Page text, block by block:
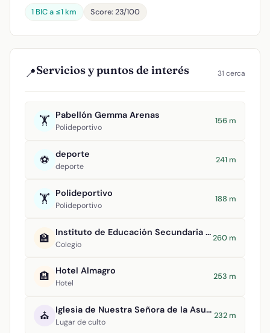
1 BIC a ≤1 km Score: 23/100
📍Servicios y puntos de interés 31 cerca
🏋️ Pabellón Gemma Arenas
Polideportivo
156 m
⚽ deporte
deporte
241 m
🏋️ Polideportivo
Polideportivo
188 m
🏫 Instituto de Educación Secundaria Antonio Calvín
Colegio
260 m
🏨 Hotel Almagro
Hotel
253 m
⛪ Iglesia de Nuestra Señora de la Asunción
Lugar de culto
232 m